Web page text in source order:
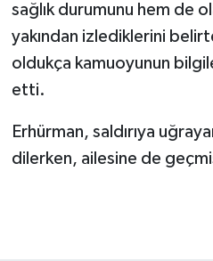
sağlık durumunu hem de
yakından izlediklerini
oldukça kamuoyunun
etti.
Erhürman, saldırıya
dilerken, ailesine de